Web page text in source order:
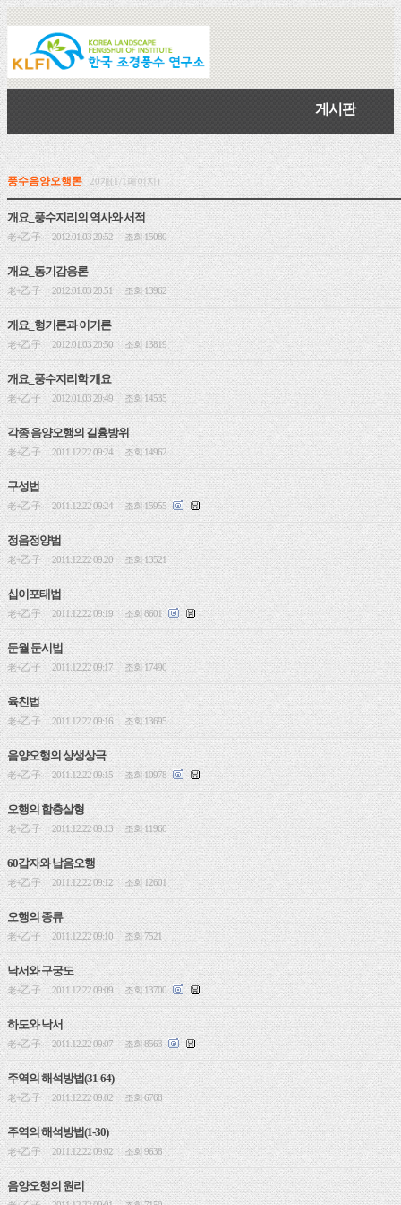
게시판
풍수음양오행론 20개(1/1페이지)
개요_풍수지리의 역사와 서적
老+乙 子 2012.01.03 20:52 조회 15080
개요_동기감응론
老+乙 子 2012.01.03 20:51 조회 13962
개요_형기론과 이기론
老+乙 子 2012.01.03 20:50 | 조회 13819
개요_풍수지리학 개요
老+乙 子 2012.01.03 20:49 조회 14535
각종 음양오행의 길흉방위
老+乙 子 2011.12.22 09:24 조회 14962
구성법
老+乙 子 2011.12.22 09:24 조회 15955
정음정양법
老+乙 子 2011.12.22 09:20 조회 13521
십이포태법
老+乙 子 2011.12.22 09:19 | 조회 8601
둔월 둔시법
老+乙 子 2011.12.22 09:17 조회 17490
육친법
老+乙 子 2011.12.22 09:16 조회 13695
음양오행의 상생상극
老+乙 子 2011.12.22 09:15 조회 10978
오행의 합충살형
老+乙 子 2011.12.22 09:13 조회 11960
60갑자와 납음오행
老+乙 子 2011.12.22 09:12 | 조회 12601
오행의 종류
老+乙 子 2011.12.22 09:10 조회 7521
낙서와 구궁도
老+乙 子 2011.12.22 09:09 조회 13700
하도와 낙서
老+乙 子 2011.12.22 09:07 조회 8563
주역의 해석방법(31-64)
老+乙 子 2011.12.22 09:02 조회 6768
주역의 해석방법(1-30)
老+乙 子 2011.12.22 09:02 | 조회 9638
음양오행의 원리